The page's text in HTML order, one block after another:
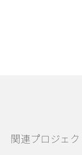
関連プロジェ